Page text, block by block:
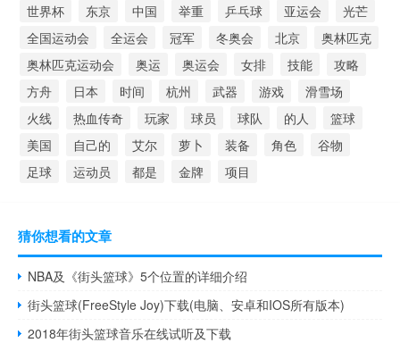
世界杯 东京 中国 举重 乒乓球 亚运会
光芒
全国运动会
全运会 冠军 冬奥会 北京
奥林匹克
奥林匹克运动会
奥运 奥运会 女排 技能
攻略
方舟
日本 时间 杭州 武器 游戏
滑雪场
火线
热血传奇 玩家 球员 球队 的人
篮球
美国
自己的 艾尔 萝卜 装备 角色
谷物
足球
运动员 都是 金牌 项目
猜你想看的文章
NBA及《街头篮球》5个位置的详细介绍
街头篮球(FreeStyle Joy)下载(电脑、安卓和IOS所有版本)
2018年街头篮球音乐在线试听及下载